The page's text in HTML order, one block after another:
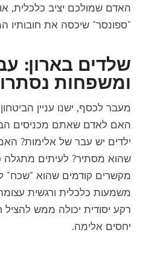
האדם שמולכם יציב כלכלית,
"ספונסר" שיכסה את חובותיו
שלדים בארון:
ומשפחות
מעבר לכסף, ישנו עניין
האם לאדם שאתם מכניסים
ילדים יש עבר של אלימות? האם
שהוא מסתיר? לעיתים מתגלה
מקשרים קודמים שהוא "שכח"
משמעות כלכלית ורגשית
רקע יסודית יכולה ממש להציל
יחסים אלימה.